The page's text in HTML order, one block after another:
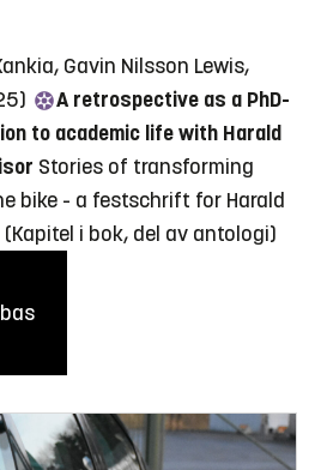
Gavin Nilsson Lewis,
A retrospective as a PhD-
to academic life with Harald
Stories of transforming
bike - a festschrift for Harald
(Kapitel i bok, del av antologi)